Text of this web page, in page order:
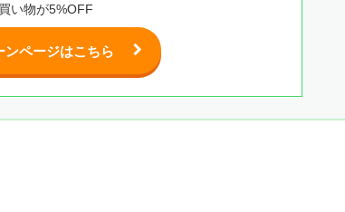
い物が5%OFF
ンページはこちら